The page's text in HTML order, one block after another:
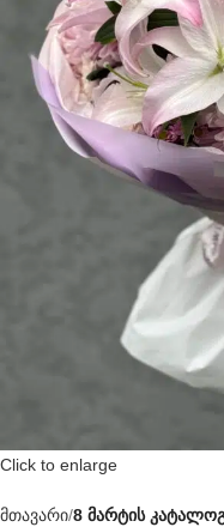
Click to enlarge
მთავარი 8 მარტის